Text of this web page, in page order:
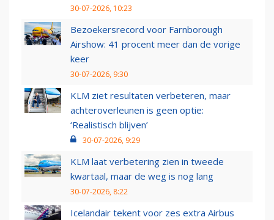
30-07-2026, 10:23
Bezoekersrecord voor Farnborough
Airshow: 41 procent meer dan de vorige
keer
30-07-2026, 9:30
KLM ziet resultaten verbeteren, maar
achteroverleunen is geen optie:
‘Realistisch blijven’
30-07-2026, 9:29
KLM laat verbetering zien in tweede
kwartaal, maar de weg is nog lang
30-07-2026, 8:22
Icelandair tekent voor zes extra Airbus